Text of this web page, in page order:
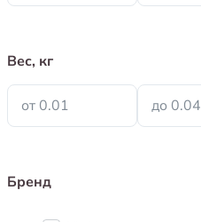
Вес, кг
от 0.01 до 0.04
Бренд